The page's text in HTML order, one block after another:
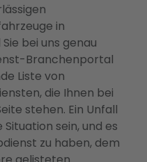
in
bei uns genau
Branchenportal
Liste von
die Ihnen bei
stehen. Ein Unfall
sein, und es
zu haben, dem